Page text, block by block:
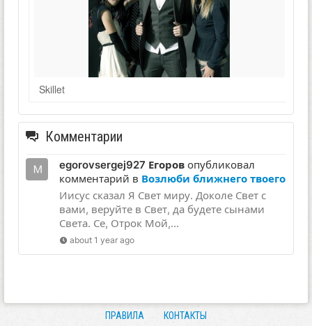
Skillet
Комментарии
egorovsergej927 Егоров опубликовал
комментарий в Возлюби ближнего твоего
Иисус сказал Я Свет миру. Доколе Свет с
вами, веруйте в Свет, да будете сынами
Света. Се, Отрок Мой,...
about 1 year ago
ПРАВИЛА КОНТАКТЫ